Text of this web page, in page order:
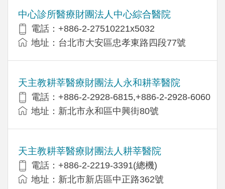
中心診所醫療財團法人中心綜合醫院
電話：+886-2-27510221x5032
地址：台北市大安區忠孝東路四段77號
天主教耕莘醫療財團法人永和耕莘醫院
電話：+886-2-2928-6815,+886-2-2928-6060
地址：新北市永和區中興街80號
天主教耕莘醫療財團法人耕莘醫院
電話：+886-2-2219-3391(總機)
地址：新北市新店區中正路362號